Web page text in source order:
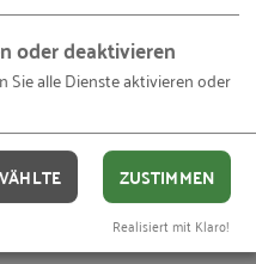
oder deaktivieren
Sie alle Dienste aktivieren oder
ZUSTIMMEN
Realisiert mit Klaro!